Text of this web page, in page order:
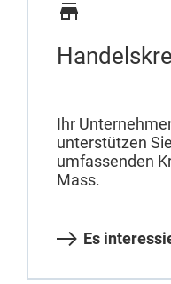
Ihr
unterstützen
umfassenden
Mass.
Es